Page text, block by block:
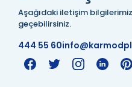
Aşağıdaki iletişim
geçebilirsiniz.
444 55 60